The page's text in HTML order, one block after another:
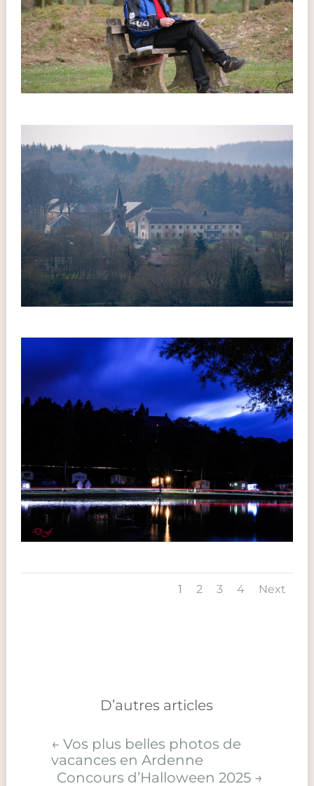
1 2 3 4 Next
D’autres articles
←Vos plus belles photos de
vacances en Ardenne
Concours d’Halloween 2025→